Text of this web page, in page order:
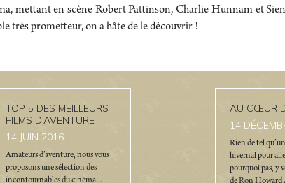
mettant en scène Robert Pattinson, Charlie Hunnam et
très prometteur, on a hâte de le découvrir !
TOP 5 DES MEILLEURS
FILMS D’AVENTURE
14 JUIN 2016
Amateurs d’aventure, nous vous
proposons une sélection des
incontournables du cinéma...
AU CŒUR
14
Rien de tel
hivernal pour
pourquoi pas, y